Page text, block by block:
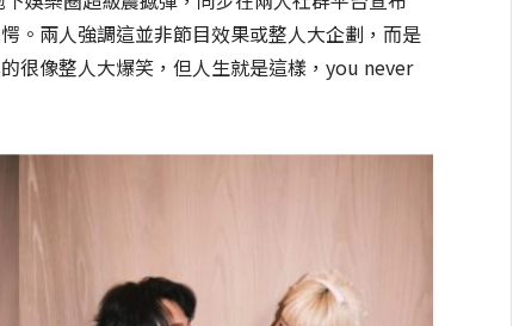
。兩人強調這並非節目效果或整人大企劃，而是
很像整人大爆笑，但人生就是這樣，you never